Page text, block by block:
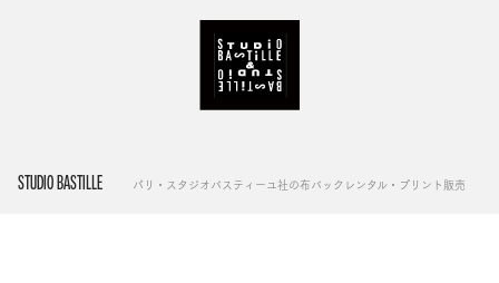
STUDIO BASTILLE パリ・スタジオバスティーユ社の布バックレンタル・プリント販売